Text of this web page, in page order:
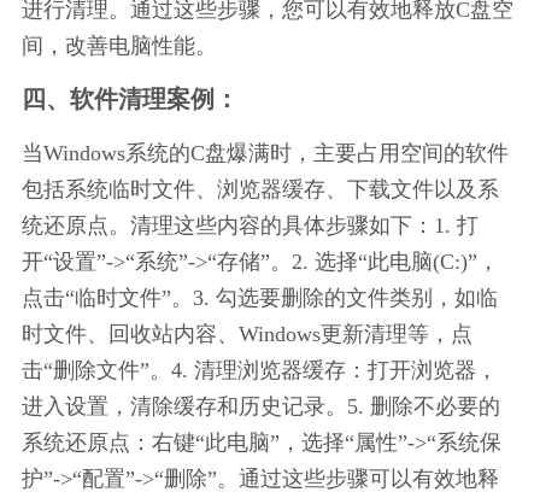
进行清理。通过这些步骤，您可以有效地释放C盘空
间，改善电脑性能。
四、软件清理案例：
当Windows系统的C盘爆满时，主要占用空间的软件
包括系统临时文件、浏览器缓存、下载文件以及系
统还原点。清理这些内容的具体步骤如下：1. 打
开“设置”->“系统”->“存储”。2. 选择“此电脑(C:)”，
点击“临时文件”。3. 勾选要删除的文件类别，如临
时文件、回收站内容、Windows更新清理等，点
击“删除文件”。4. 清理浏览器缓存：打开浏览器，
进入设置，清除缓存和历史记录。5. 删除不必要的
系统还原点：右键“此电脑”，选择“属性”->“系统保
护”->“配置”->“删除”。通过这些步骤可以有效地释